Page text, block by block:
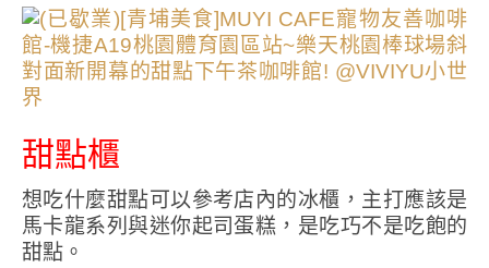
甜點櫃
想吃什麼甜點可以參考店內的冰櫃，主打應該是
馬卡龍系列與迷你起司蛋糕，是吃巧不是吃飽的
甜點。